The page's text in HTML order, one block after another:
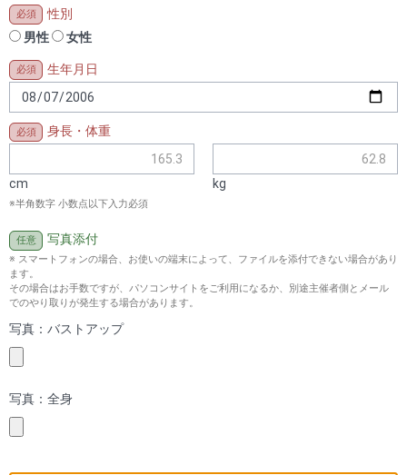
性別
男性
女性
生年月日
身長・体重
cm kg
※半角数字 小数点以下入力必須
写真添付
※ スマートフォンの場合、お使いの端末によって、ファイルを添付できない場合があり
ます。
その場合はお手数ですが、パソコンサイトをご利用になるか、別途主催者側とメール
でのやり取りが発生する場合があります。
写真：バストアップ
写真：全身